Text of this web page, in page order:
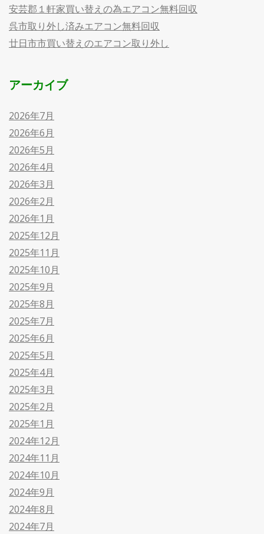
安芸郡１軒家買い替えの為エアコン無料回収
呉市取り外し済みエアコン無料回収
廿日市市買い替えのエアコン取り外し
アーカイブ
2026年7月
2026年6月
2026年5月
2026年4月
2026年3月
2026年2月
2026年1月
2025年12月
2025年11月
2025年10月
2025年9月
2025年8月
2025年7月
2025年6月
2025年5月
2025年4月
2025年3月
2025年2月
2025年1月
2024年12月
2024年11月
2024年10月
2024年9月
2024年8月
2024年7月